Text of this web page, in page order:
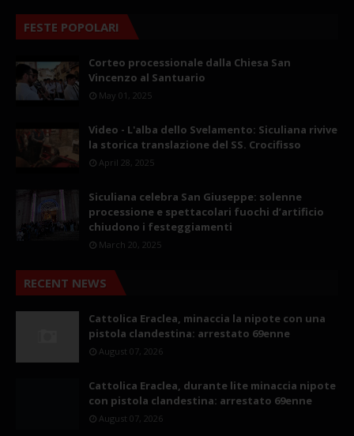
FESTE POPOLARI
Corteo processionale dalla Chiesa San
Vincenzo al Santuario
May 01, 2025
Video - L'alba dello Svelamento: Siculiana rivive
la storica translazione del SS. Crocifisso
April 28, 2025
Siculiana celebra San Giuseppe: solenne
processione e spettacolari fuochi d’artificio
chiudono i festeggiamenti
March 20, 2025
RECENT NEWS
Cattolica Eraclea, minaccia la nipote con una
pistola clandestina: arrestato 69enne
August 07, 2026
Cattolica Eraclea, durante lite minaccia nipote
con pistola clandestina: arrestato 69enne
August 07, 2026